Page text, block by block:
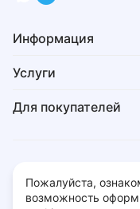
Информация
Услуги
Для покупателей
© 2026 - 28bit.ru
Пожалуйста,
возможность